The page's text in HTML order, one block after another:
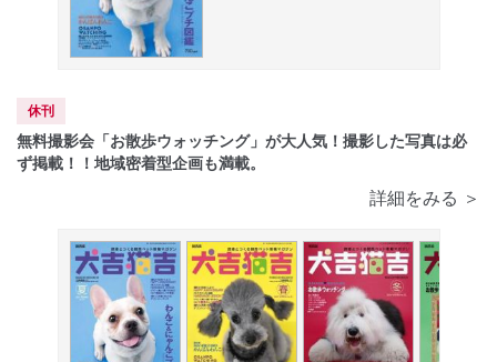
休刊
無料撮影会「お散歩ウォッチング」が大人気！撮影した写真は必
ず掲載！！地域密着型企画も満載。
詳細をみる ＞